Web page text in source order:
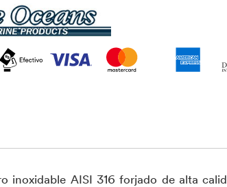
AISI 316 forjado de alta